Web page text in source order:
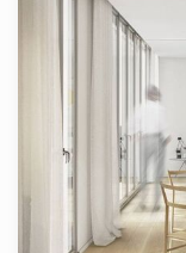
principal con
mientras que las
fácilmente como
Ambos baños
equipados.El piso
calefacción para
Además, incluye
zonas comunes
m², solárium,
equipado, sala
24h.Situado en